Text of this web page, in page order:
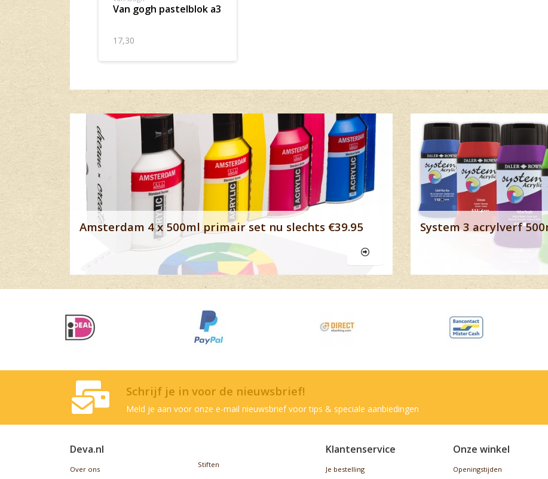
van gogh pastelblok a3
17,30
Banner row 2
Amsterdam 4 x 500ml primair set nu slechts €39.95 System 3 acrylverf
Schrijf je in voor de nieuwsbrief!
Meld je aan voor onze e-mail nieuwsbrief voor tips & speciale aanbiedingen
Deva.nl
Over ons
Stiften
Klantenservice
Je bestelling
Onze winkel
Openingstijden